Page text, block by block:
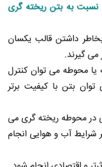
به بتن ریخته گری
داشتن قالب یکسان
می گیرند.
یا محوطه می توان کنترل
توان بتن با کیفیت برتر
در محوطه ریخته گری می
آب و هوایی انجام